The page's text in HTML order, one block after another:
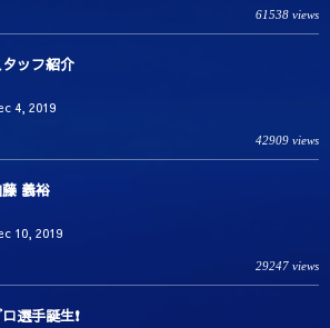
61538 views
ッフ紹介
4, 2019
42909 views
義裕
10, 2019
29247 views
選手誕生❗️